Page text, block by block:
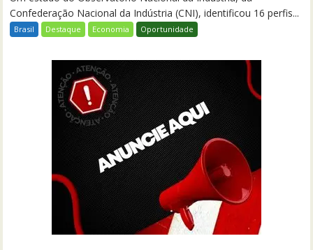
Confederação Nacional da Indústria (CNI), identificou 16 perfis...
Brasil Destaque Economia Oportunidade